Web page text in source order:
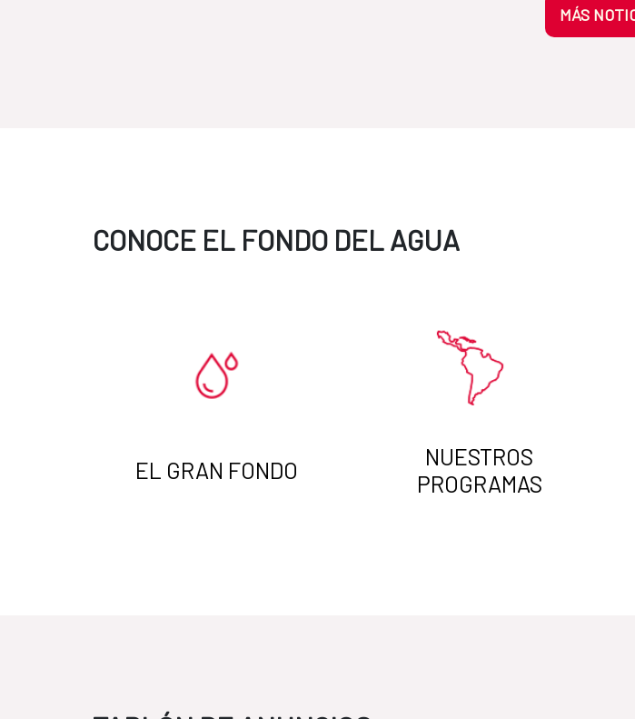
MÁS
CONOCE EL FONDO DEL AGUA
EL GRAN FONDO
NUESTROS
PROGRAMAS